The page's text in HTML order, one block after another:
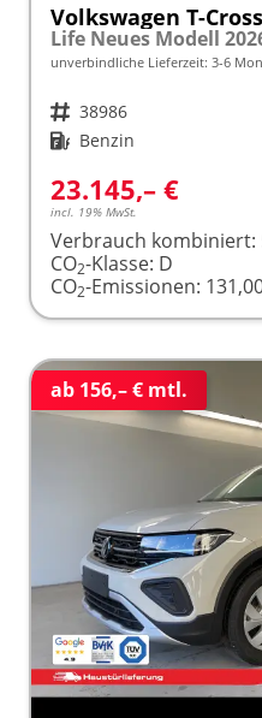
Volkswagen T-Cross
unverbindliche Lieferzeit: 3-6
Fahrzeugnr. 38986
Kraftstoff Benzin
23.145,– €
incl. 19% MwSt.
Verbrauch kombiniert:
CO2-Klasse: D
CO2-Emissionen:
ab 156,– € mtl.